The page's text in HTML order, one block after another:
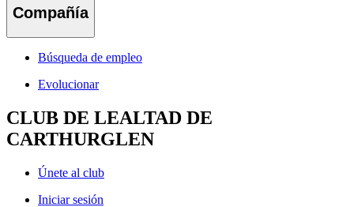
Compañía
Búsqueda de empleo
Evolucionar
CLUB DE LEALTAD DE
CARTHURGLEN
Únete al club
Iniciar sesión